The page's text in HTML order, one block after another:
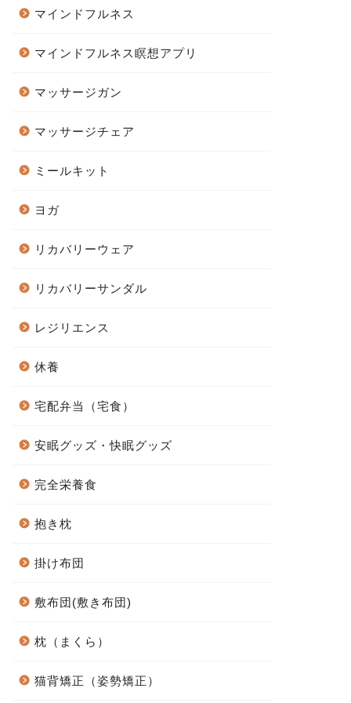
マインドフルネス
マインドフルネス瞑想アプリ
マッサージガン
マッサージチェア
ミールキット
ヨガ
リカバリーウェア
リカバリーサンダル
レジリエンス
休養
宅配弁当（宅食）
安眠グッズ・快眠グッズ
完全栄養食
抱き枕
掛け布団
敷布団(敷き布団)
枕（まくら）
猫背矯正（姿勢矯正）